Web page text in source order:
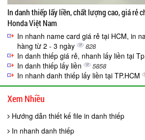
In danh thiếp lấy liền, chất lượng cao, giá rẻ
Honda Việt Nam
In nhanh name card giá rẻ tại HCM, in
hàng từ 2 - 3 ngày
828
In danh thiếp giá rẻ, nhanh lấy liền tại
In danh thiếp lấy liền 5858
In nhanh danh thiếp lấy liền tại TP.HCM
Xem Nhiều
Hướng dẫn thiết kế file in danh thiếp
In nhanh danh thiếp